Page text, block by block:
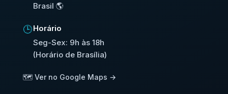
Brasil 🌎
🕒Horário
Seg-Sex: 9h às 18h
(Horário de Brasília)
🗺️ Ver no Google Maps →